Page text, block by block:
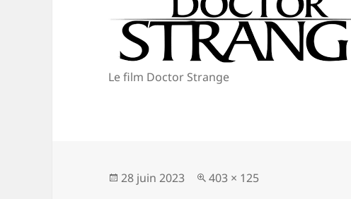
Le film Doctor Strange
Publié
28 juin 2023
Taille
403 × 125